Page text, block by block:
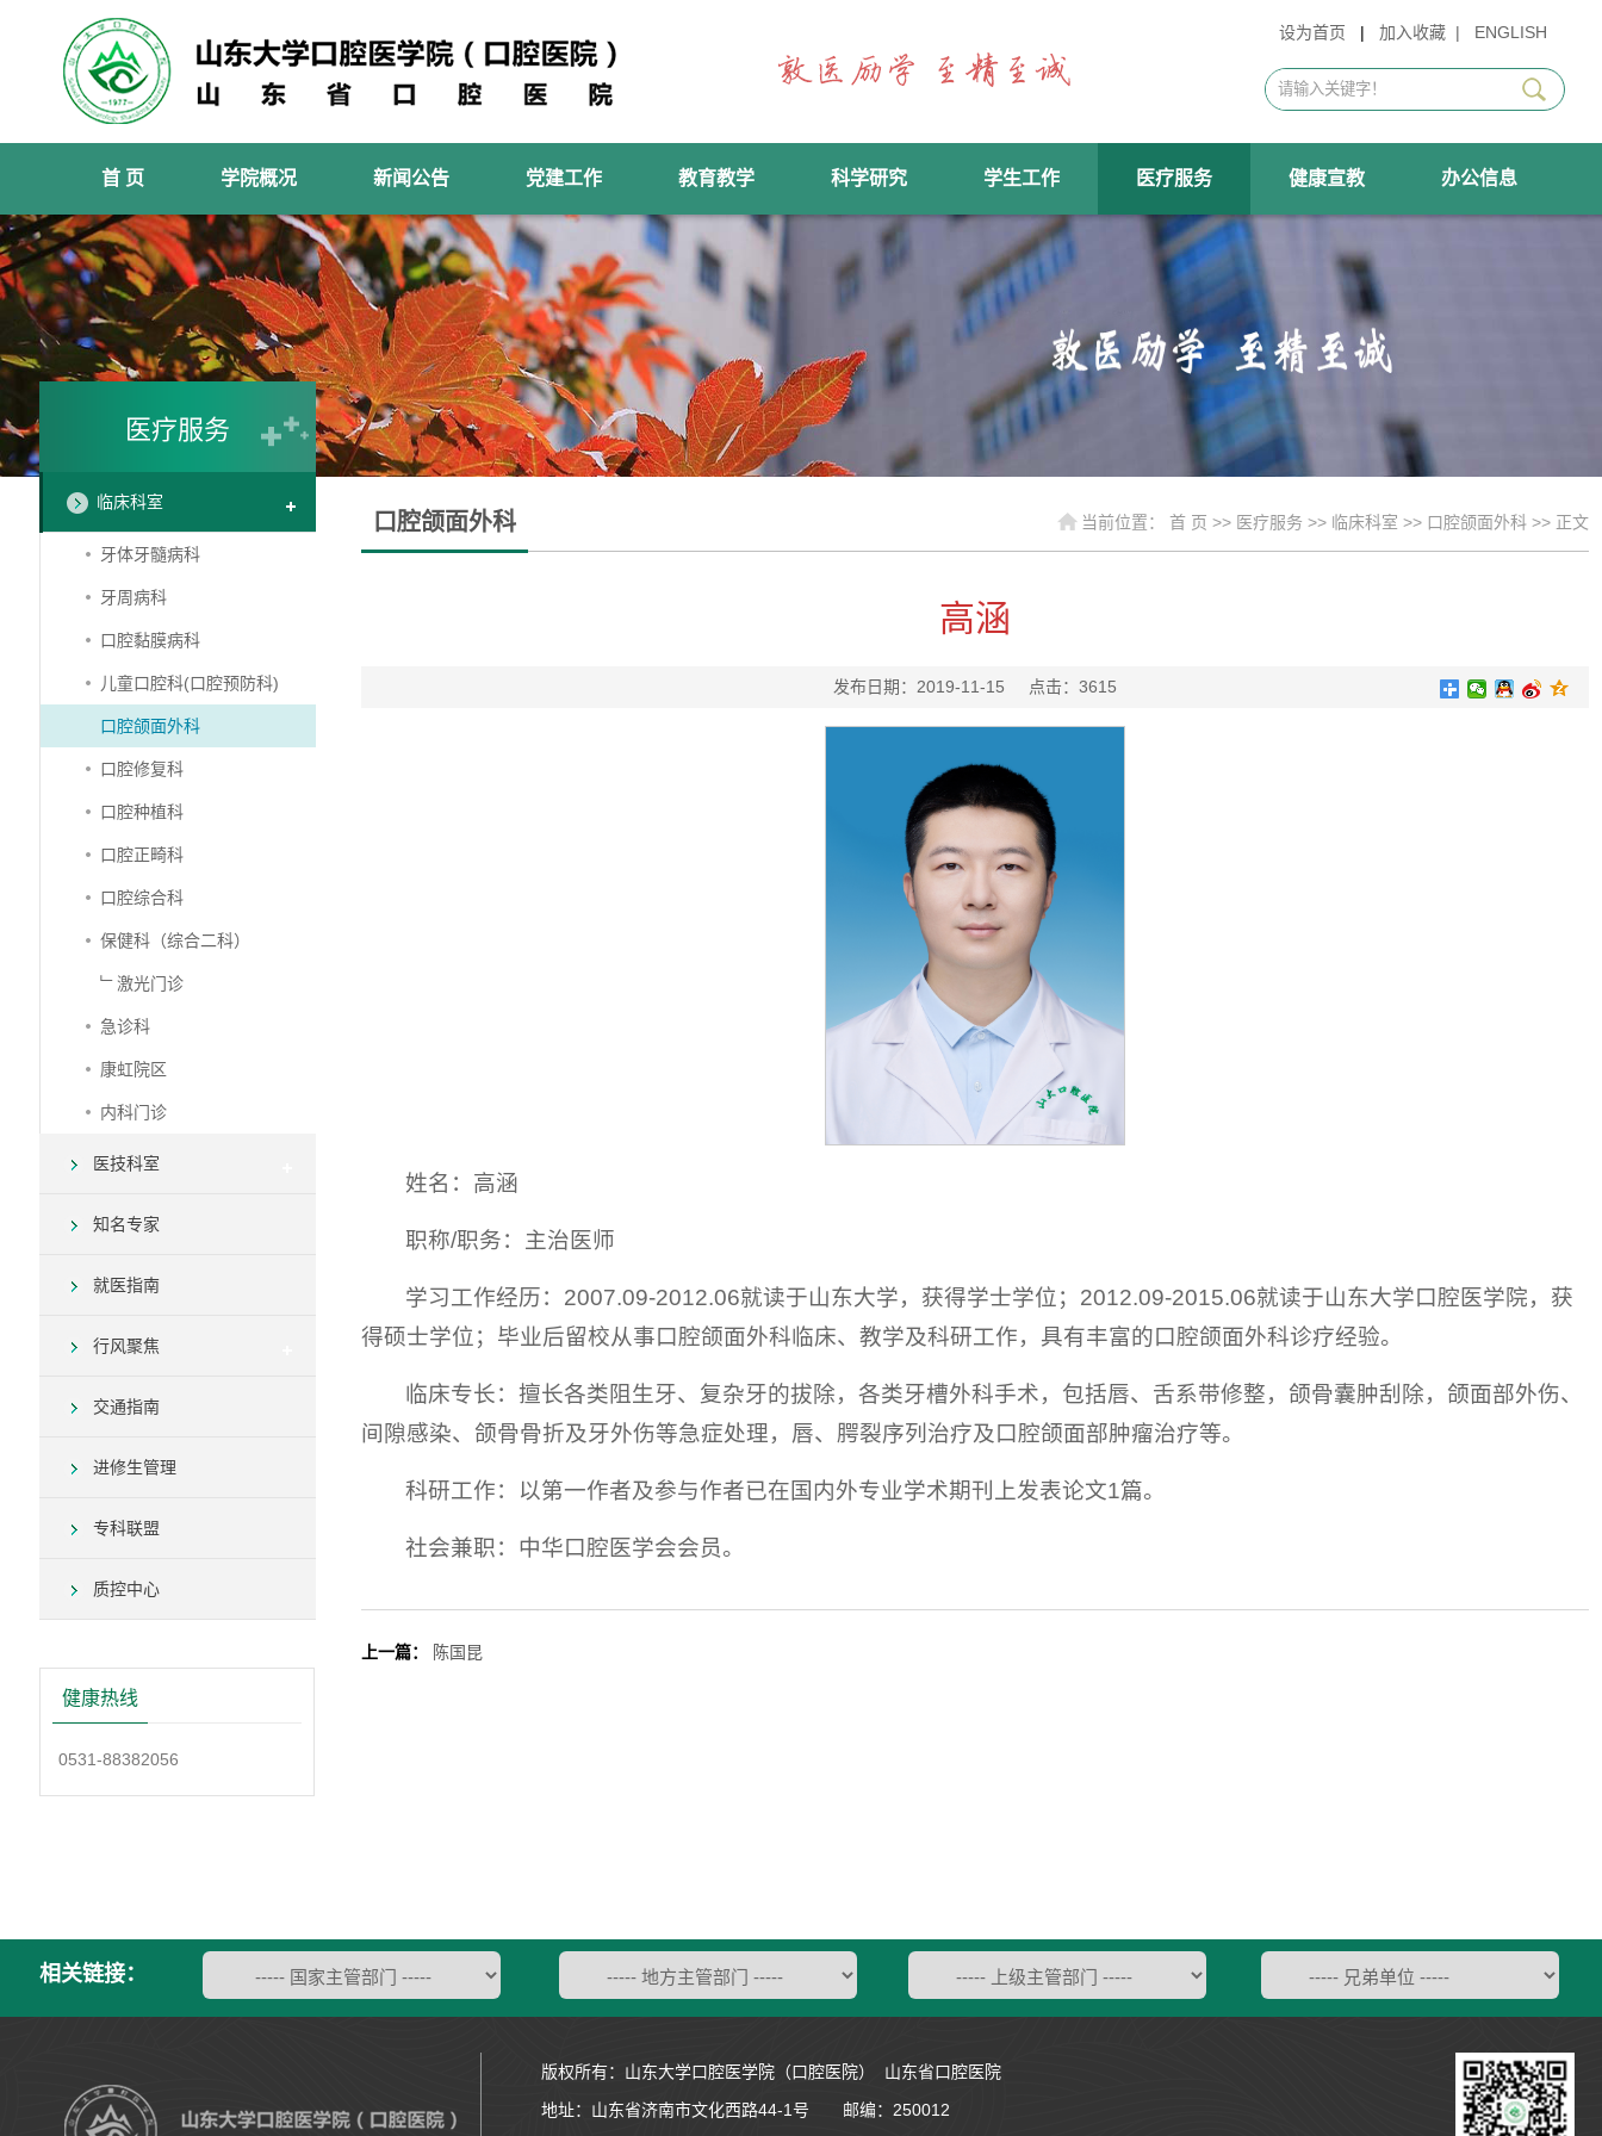
设为首页 | 加入收藏 | ENGLISH
首 页 学院概况 新闻公告 党建工作 教育教学 科学研究 学生工作 医疗服务 健康宣教 办公信息
医疗服务
临床科室
牙体牙髓病科
牙周病科
口腔黏膜病科
儿童口腔科(口腔预防科)
口腔颌面外科
口腔修复科
口腔种植科
口腔正畸科
口腔综合科
保健科（综合二科）
﹂激光门诊
急诊科
康虹院区
内科门诊
医技科室
知名专家
就医指南
行风聚焦
交通指南
进修生管理
专科联盟
质控中心
健康热线
0531-88382056
口腔颌面外科 当前位置： 首 页 >> 医疗服务 >> 临床科室 >> 口腔颌面外科 >> 正文
高涵
发布日期：2019-11-15 点击： 3615
姓名：高涵
职称/职务：主治医师
学习工作经历：2007.09-2012.06就读于山东大学，获得学士学位；2012.09-2015.06就读于山东大学口腔医学院，获
得硕士学位；毕业后留校从事口腔颌面外科临床、教学及科研工作，具有丰富的口腔颌面外科诊疗经验。
临床专长：擅长各类阻生牙、复杂牙的拔除，各类牙槽外科手术，包括唇、舌系带修整，颌骨囊肿刮除，颌面部外伤、
间隙感染、颌骨骨折及牙外伤等急症处理，唇、腭裂序列治疗及口腔颌面部肿瘤治疗等。
科研工作：以第一作者及参与作者已在国内外专业学术期刊上发表论文1篇。
社会兼职：中华口腔医学会会员。
上一篇： 陈国昆
相关链接：
版权所有：山东大学口腔医学院（口腔医院） 山东省口腔医院
地址： 山东省济南市文化西路44-1号 邮编：250012